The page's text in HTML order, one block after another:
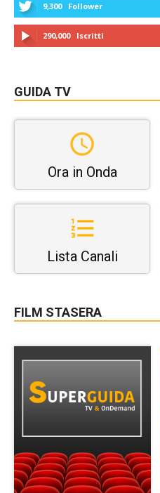
9,300 Follower
290,000 Iscritti
GUIDA TV
Ora in Onda
Lista Canali
FILM STASERA